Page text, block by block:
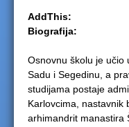
AddThis:
Biografija:
Osnovnu školu je učio
Sadu i Segedinu, a
studijama postaje
Karlovcima, nastavnik
arhimandrit manastira